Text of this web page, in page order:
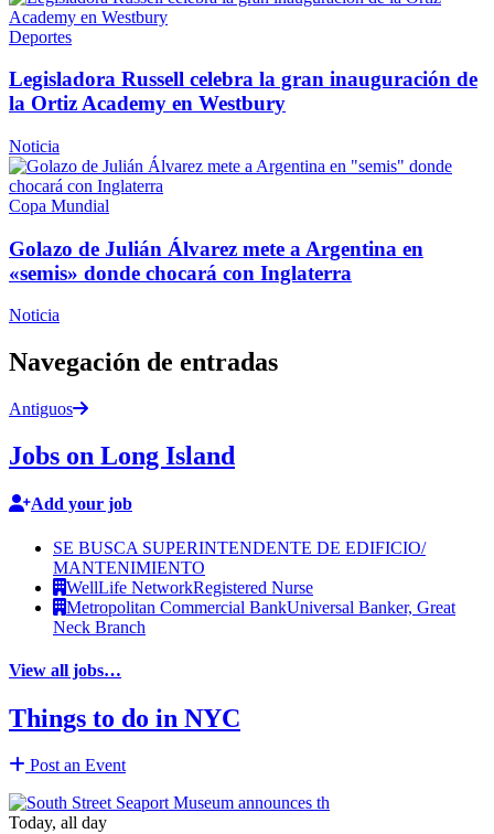
Deportes
Legisladora Russell celebra la gran inauguración de
la Ortiz Academy en Westbury
Noticia
Copa Mundial
Golazo de Julián Álvarez mete a Argentina en
«semis» donde chocará con Inglaterra
Noticia
Navegación de entradas
Antiguos
Jobs on Long Island
Add your job
SE BUSCA SUPERINTENDENTE DE EDIFICIO/
MANTENIMIENTO
WellLife NetworkRegistered Nurse
Metropolitan Commercial BankUniversal Banker, Great
Neck Branch
View all jobs…
Things to do in NYC
Post an Event
Today, all day